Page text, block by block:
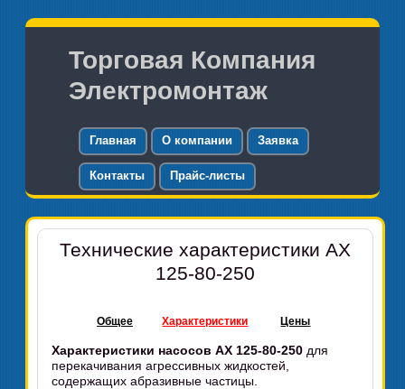
Торговая Компания
Электромонтаж
Главная О компании Заявка
Контакты Прайс-листы
Технические характеристики АХ
125-80-250
Общее Характеристики Цены
Характеристики насосов АХ 125-80-250 для
перекачивания агрессивных жидкостей,
содержащих абразивные частицы.